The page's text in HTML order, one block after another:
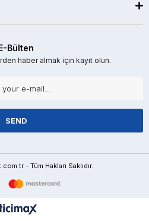
Bülten
haber almak için kayıt olun.
SEND
- Tüm Hakları Saklıdır.